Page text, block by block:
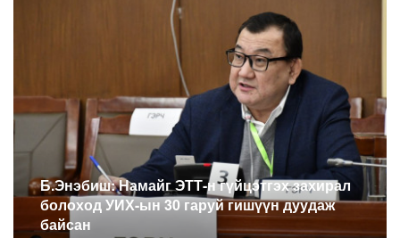
Б.Энэбиш: Намайг ЭТТ-н гүйцэтгэх захирал
болоход УИХ-ын 30 гаруй гишүүн дуудаж
байсан